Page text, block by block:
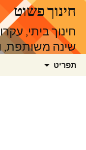
לדלג
לתוכןחינוך פשוט
חינוך ביתי,
שינה משותפת,
תפריט